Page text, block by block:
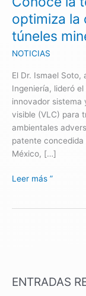
optimiza la
túneles
NOTICIAS
El Dr. Ismael
Ingeniería, lideró
innovador sistema
visible (VLC) para
ambientales
patente concedida
México, […]
datos
en
túneles
Leer más ”
ENTRADAS